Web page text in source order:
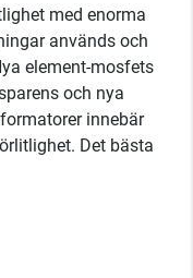
med enorma
används och
element-mosfets
och nya
innebär
Det bästa